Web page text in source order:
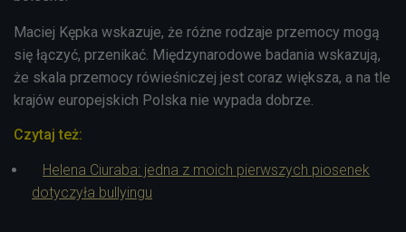
Maciej Kępka wskazuje, że różne rodzaje przemocy mogą
się łączyć, przenikać. Międzynarodowe badania wskazują,
że skala przemocy rówieśniczej jest coraz większa, a na tle
krajów europejskich Polska nie wypada dobrze.
Czytaj też:
Helena Ciuraba: jedna z moich pierwszych piosenek
dotyczyła bullyingu